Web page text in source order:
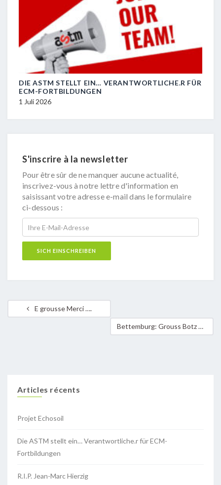
DIE ASTM STELLT EIN… VERANTWORTLICHE.R FÜR
ECM-FORTBILDUNGEN
1 Juli 2026
S'inscrire à la newsletter
Pour être sûr de ne manquer aucune actualité,
inscrivez-vous à notre lettre d'information en
saisissant votre adresse e-mail dans le formulaire
ci-dessous :
E grousse Merci ….
Bettemburg: Grouss Botz 2015.
Articles récents
Projet Echosoil
Die ASTM stellt ein… Verantwortliche.r für ECM-
Fortbildungen
R.I.P. Jean-Marc Hierzig